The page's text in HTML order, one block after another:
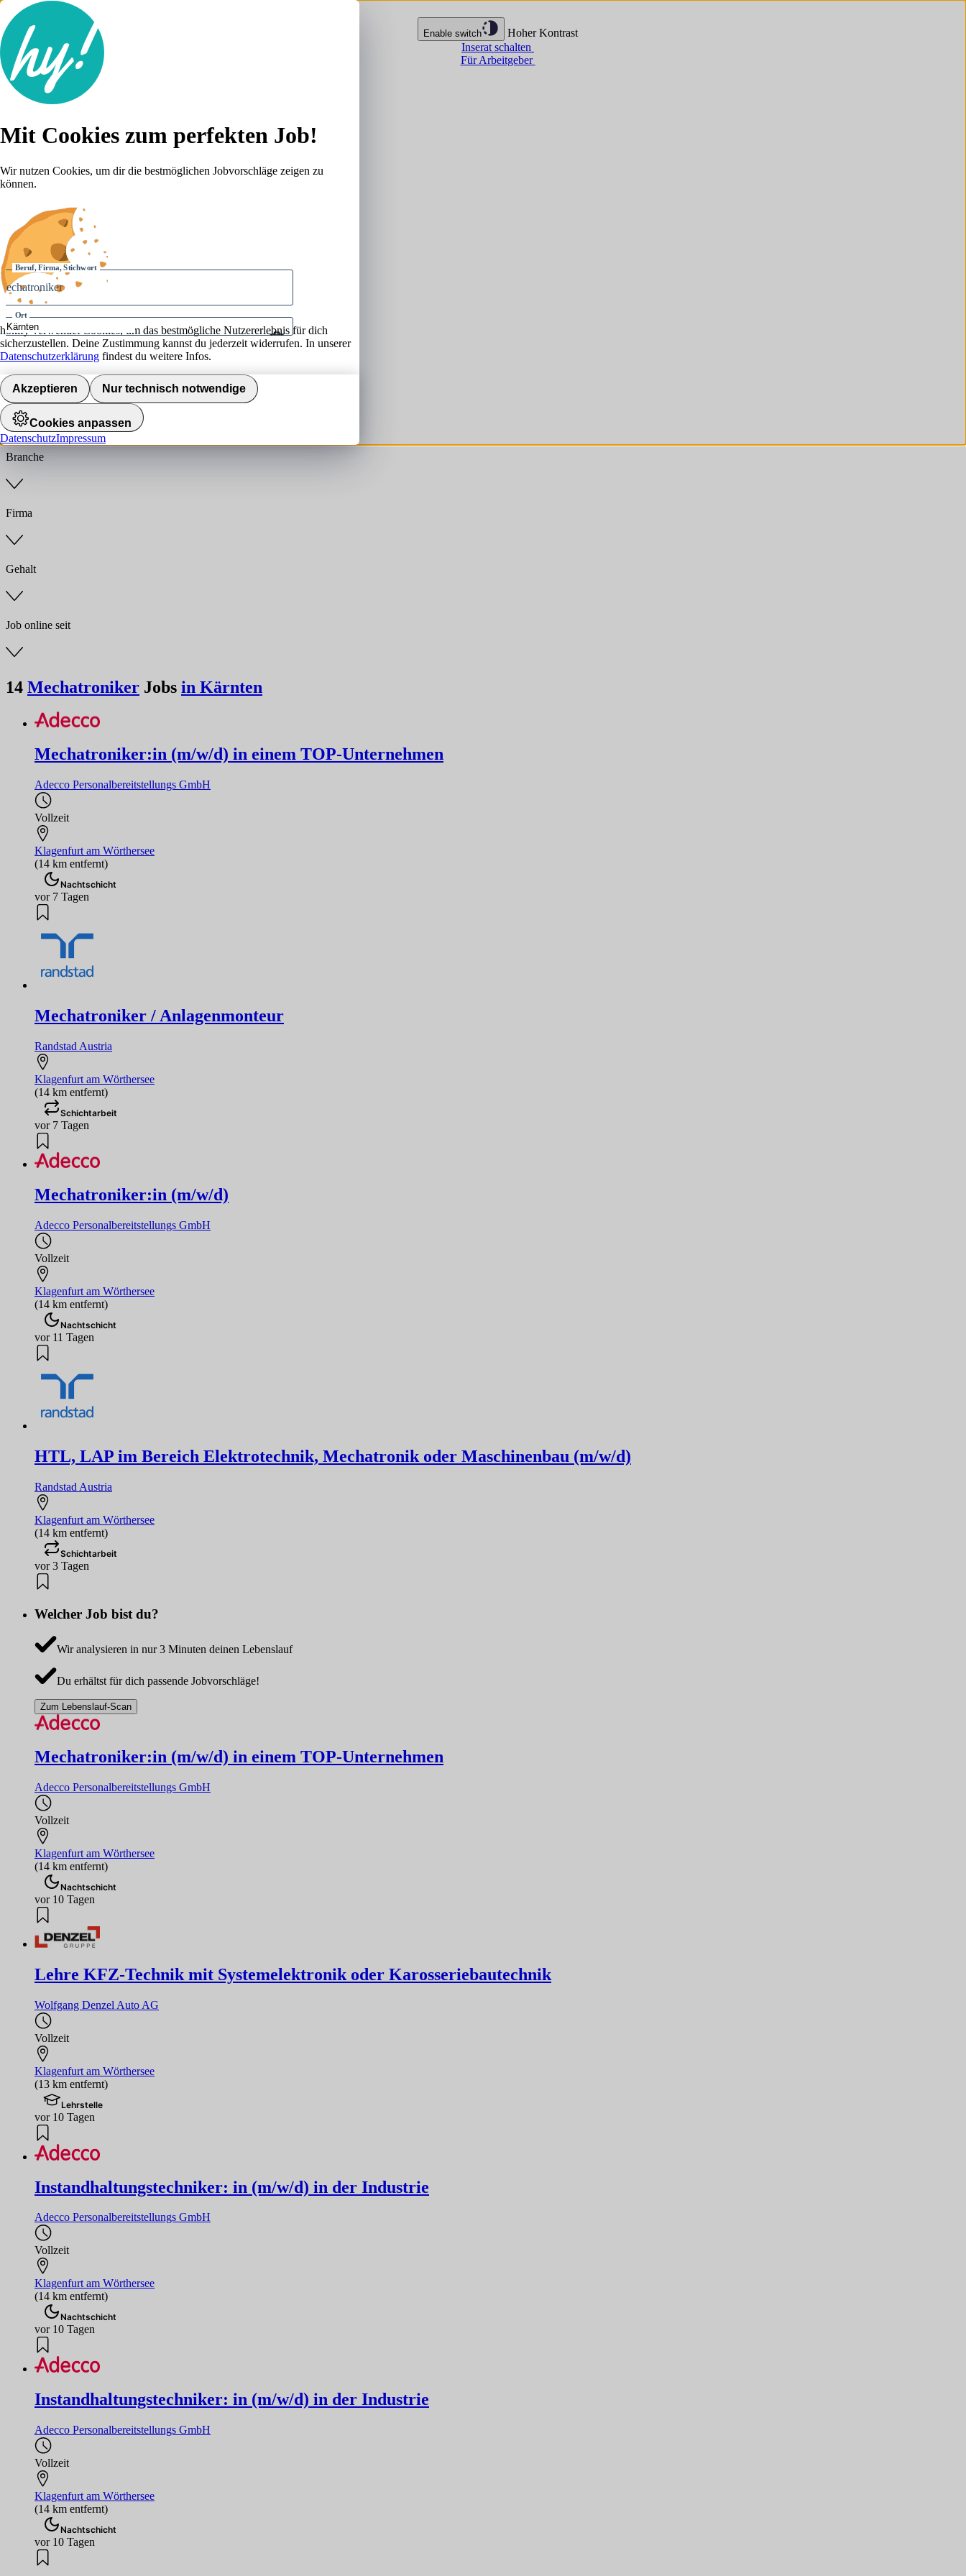
Enable switch
Hoher Kontrast
Inserat schalten
Für Arbeitgeber
Lebenslauf
Karriere-Tipps
Anmelden
Beruf, Firma, Stichwort
Ort
Umkreis
Jobs finden
Anstellungsart
Branche
Firma
Gehalt
Job online seit
14 Mechatroniker Jobs in Kärnten
Mechatroniker:in (m/w/d) in einem TOP-Unternehmen
Adecco Personalbereitstellungs GmbH
Vollzeit
Klagenfurt am Wörthersee
(14 km entfernt)
Nachtschicht
vor 7 Tagen
Mechatroniker / Anlagenmonteur
Randstad Austria
Klagenfurt am Wörthersee
(14 km entfernt)
Schichtarbeit
vor 7 Tagen
Mechatroniker:in (m/w/d)
Adecco Personalbereitstellungs GmbH
Vollzeit
Klagenfurt am Wörthersee
(14 km entfernt)
Nachtschicht
vor 11 Tagen
HTL, LAP im Bereich Elektrotechnik, Mechatronik oder Maschinenbau (m/w/d)
Randstad Austria
Klagenfurt am Wörthersee
(14 km entfernt)
Schichtarbeit
vor 3 Tagen
Welcher Job bist du?
Wir analysieren in nur 3 Minuten deinen Lebenslauf
Du erhältst für dich passende Jobvorschläge!
Zum Lebenslauf-Scan
Mechatroniker:in (m/w/d) in einem TOP-Unternehmen
Adecco Personalbereitstellungs GmbH
Vollzeit
Klagenfurt am Wörthersee
(14 km entfernt)
Nachtschicht
vor 10 Tagen
Lehre KFZ-Technik mit Systemelektronik oder Karosseriebautechnik
Wolfgang Denzel Auto AG
Vollzeit
Klagenfurt am Wörthersee
(13 km entfernt)
Lehrstelle
vor 10 Tagen
Instandhaltungstechniker: in (m/w/d) in der Industrie
Adecco Personalbereitstellungs GmbH
Vollzeit
Klagenfurt am Wörthersee
(14 km entfernt)
Nachtschicht
vor 10 Tagen
Instandhaltungstechniker: in (m/w/d) in der Industrie
Adecco Personalbereitstellungs GmbH
Vollzeit
Klagenfurt am Wörthersee
(14 km entfernt)
Nachtschicht
vor 10 Tagen
Mit Cookies zum perfekten Job!
Wir nutzen Cookies, um dir die bestmöglichen Jobvorschläge zeigen zu
können.
hokify verwendet Cookies, um das bestmögliche Nutzererlebnis für dich
sicherzustellen. Deine Zustimmung kannst du jederzeit widerrufen. In unserer
Datenschutzerklärung findest du weitere Infos.
Akzeptieren Nur technisch notwendige
Cookies anpassen
DatenschutzImpressum